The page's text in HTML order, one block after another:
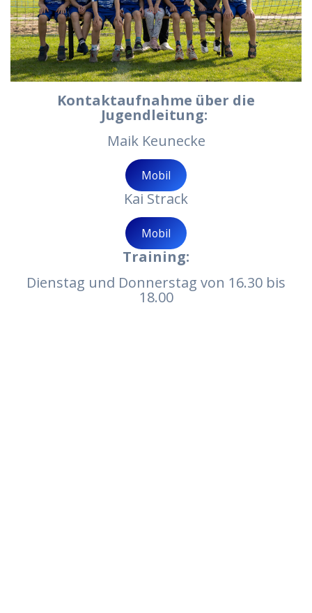
Kon­takt­auf­nah­me über die
Jugendleitung:
Maik Keune­cke
Mobil
Kai Strack
Mobil
Trai­ning:
Diens­tag und Don­ners­tag von 16.30 bis
18.00